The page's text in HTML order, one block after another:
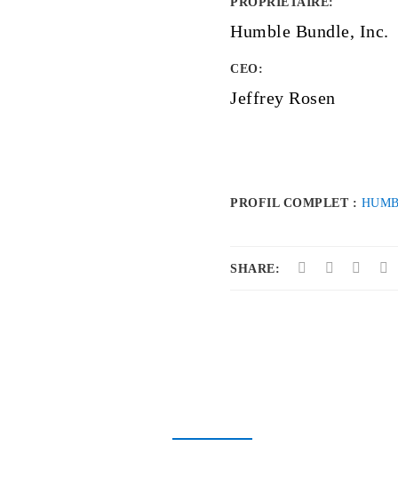
Humble Bundle, Inc.
CEO:
Jeffrey Rosen
PROFIL COMPLET :
SHARE: